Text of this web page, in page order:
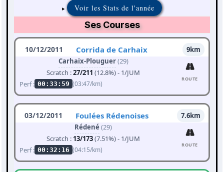
Voir les Stats de l'année
Ses Courses
10/12/2011 Corrida de Carhaix
9km
Carhaix-Plouguer(29)
Scratch :27/211 (12.8%) - 1/JUM
Perf : 00:33:59 (03:47/km)
ROUTE
03/12/2011 Foulées Rédenoises
7.6km
Rédené (29)
Scratch : 13/173(7.51%) - 1/JUM
Perf : 00:32:16 (04:15/km)
ROUTE